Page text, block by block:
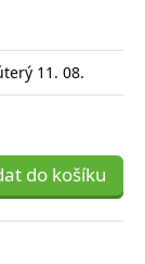
11. 08.
do košíku